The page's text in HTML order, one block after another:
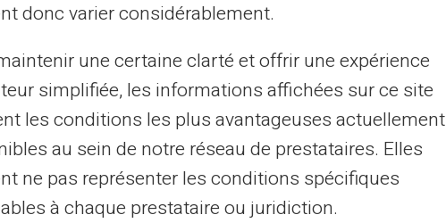
pas le cryptogramme. Vous
jours après.
ultra-confidentiel.Cette donnée
des paiements. Aucun
cryptogramme par message. Les
demandent uniquement sur leurs
donc varier considérablement.
une certaine clarté et offrir une expérience
simplifiée, les informations affichées sur ce site
les conditions les plus avantageuses actuellement
au sein de notre réseau de prestataires. Elles
ne pas représenter les conditions spécifiques
à chaque prestataire ou juridiction.